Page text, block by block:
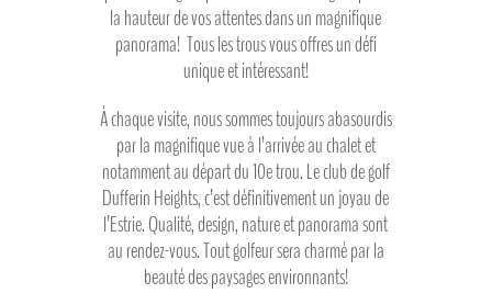
la hauteur de vos attentes dans un magnifique
panorama! Tous les trous vous offres un défi
unique et intéressant!
À chaque visite, nous sommes toujours abasourdis
par la magnifique vue à l’arrivée au chalet et
notamment au départ du 10e trou. Le club de golf
Dufferin Heights, c’est définitivement un joyau de
l’Estrie. Qualité, design, nature et panorama sont
au rendez-vous. Tout golfeur sera charmé par la
beauté des paysages environnants!